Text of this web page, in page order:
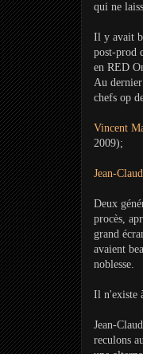
qui ne
Il y avait
post-prod
en RED
Au
chefs op
Vincent
2009);
Jean-
Deux
procès,
grand
avaient
noblesse.
Il n'existe
Jean-
reculons